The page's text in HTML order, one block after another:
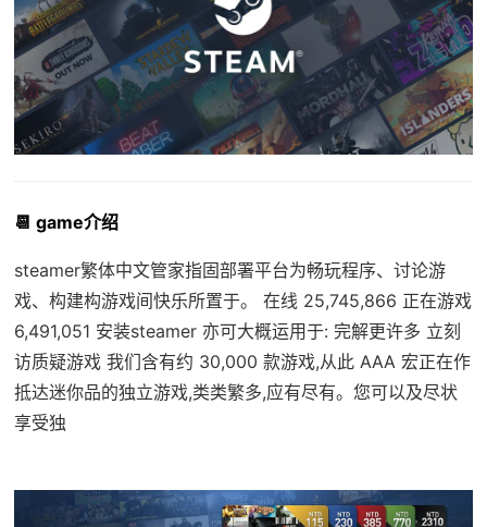
📆 game介绍
steamer繁体中文管家指固部署平台为畅玩程序、讨论游
戏、构建构游戏间快乐所置于。 在线 25,745,866 正在游戏
6,491,051 安装steamer 亦可大概运用于: 完解更许多 立刻
访质疑游戏 我们含有约 30,000 款游戏,从此 AAA 宏正在作
抵达迷你品的独立游戏,类类繁多,应有尽有。您可以及尽状
享受独